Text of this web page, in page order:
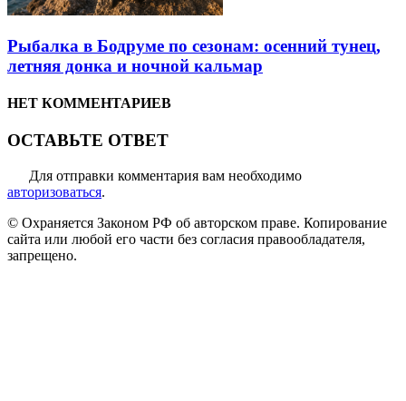
Рыбалка в Бодруме по сезонам: осенний тунец,
летняя донка и ночной кальмар
НЕТ КОММЕНТАРИЕВ
ОСТАВЬТЕ ОТВЕТ
Для отправки комментария вам необходимо
авторизоваться.
© Охраняется Законом РФ об авторском праве. Копирование
сайта или любой его части без согласия правообладателя,
запрещено.